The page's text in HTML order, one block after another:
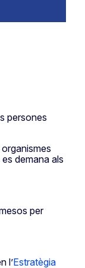
persones
demana als
per
l’Estratègia